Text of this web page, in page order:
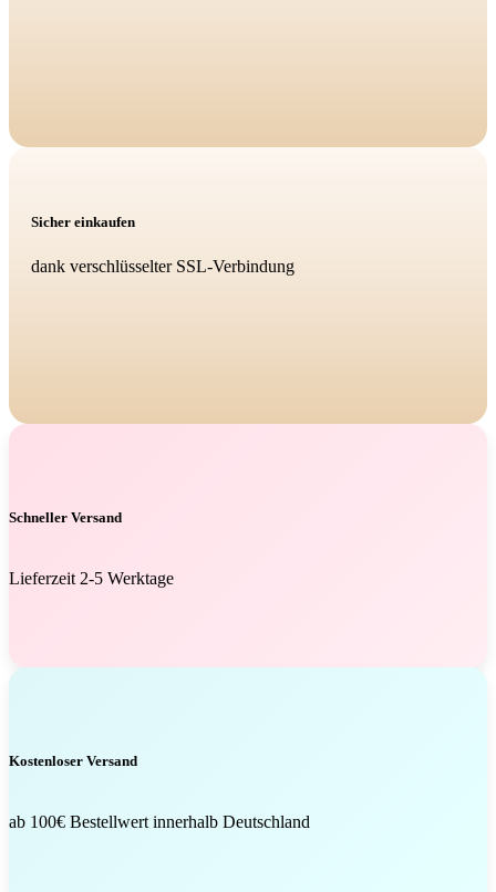
Sicher einkaufen
dank verschlüsselter SSL-Verbindung
Schneller Versand
Lieferzeit 2-5 Werktage
Kostenloser Versand
ab 100€ Bestellwert innerhalb Deutschland